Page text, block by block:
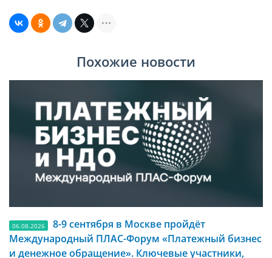
Похожие новости
06.08.2026
8-9 сентября в Москве пройдёт
Международный ПЛАС-Форум «Платежный бизнес
и денежное обращение». Ключевые участники,